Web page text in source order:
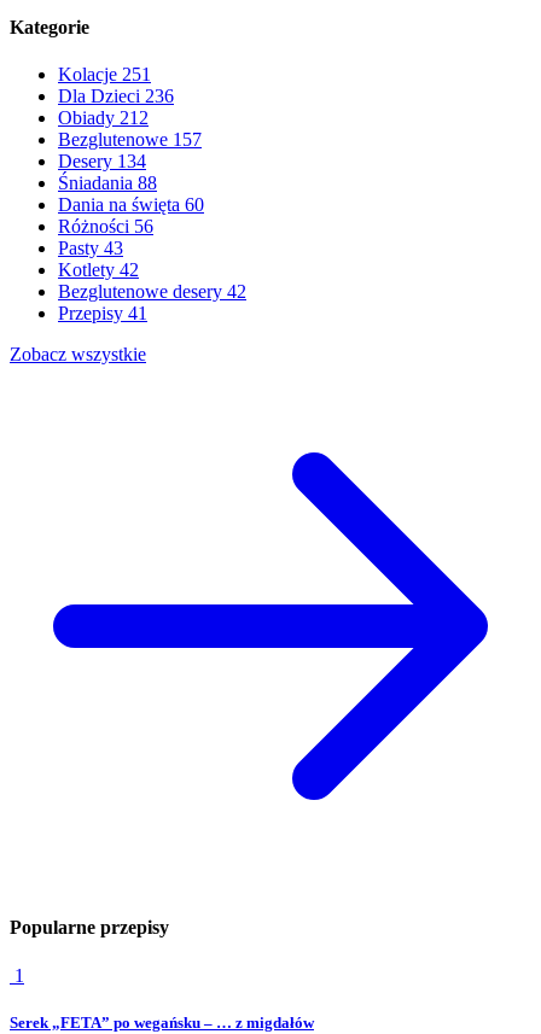
Kategorie
Kolacje 251
Dla Dzieci 236
Obiady 212
Bezglutenowe 157
Desery 134
Śniadania 88
Dania na święta 60
Różności 56
Pasty 43
Kotlety 42
Bezglutenowe desery 42
Przepisy 41
Zobacz wszystkie
Popularne przepisy
1
Serek „FETA” po wegańsku – … z migdałów